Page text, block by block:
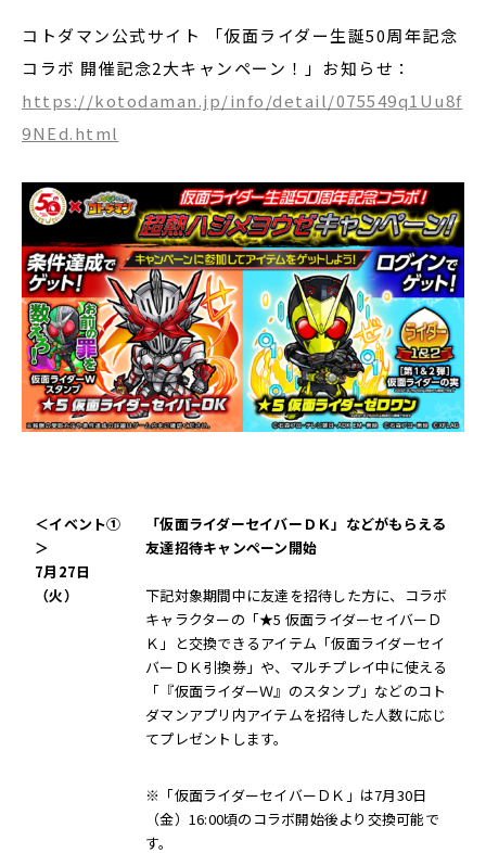
コトダマン公式サイト 「仮面ライダー生誕50周年記念
コラボ 開催記念2大キャンペーン！」お知らせ：
https://kotodaman.jp/info/detail/075549q1Uu8f
9NEd.html
＜イベント①
＞
7月 27日
（火）
「仮面ライダーセイバーＤＫ」などがもらえる
友達招待キャンペーン開始
下記対象期間中に友達を招待した方に、コラボ
キャラクターの「★5 仮面ライダーセイバーＤ
Ｋ」と交換できるアイテム「仮面ライダーセイ
バーＤＫ引換券」や、マルチプレイ中に使える
「『仮面ライダーＷ』のスタンプ」などのコト
ダマンアプリ内アイテムを招待した人数に応じ
てプレゼントします。
※「仮面ライダーセイバーＤＫ」は7月30日
（金）16:00頃のコラボ開始後より交換可能で
す。